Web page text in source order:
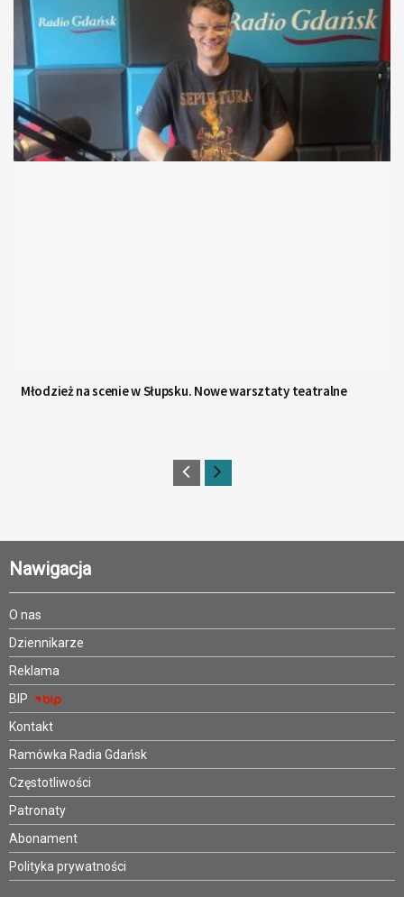
Młodzież na scenie w Słupsku. Nowe warsztaty teatralne
Nawigacja
O nas
Dziennikarze
Reklama
BIP
Kontakt
Ramówka Radia Gdańsk
Częstotliwości
Patronaty
Abonament
Polityka prywatności